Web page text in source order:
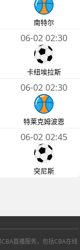
南特尔
06-02 02:30
卡纽埃拉斯
06-02 02:30
特莱克姆波恩
06-02 02:45
突尼斯
直播服务，包括CBA在线